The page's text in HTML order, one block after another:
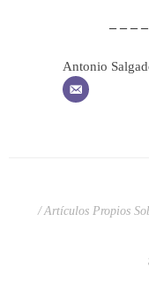
– – –
Antonio
Artículos Propios